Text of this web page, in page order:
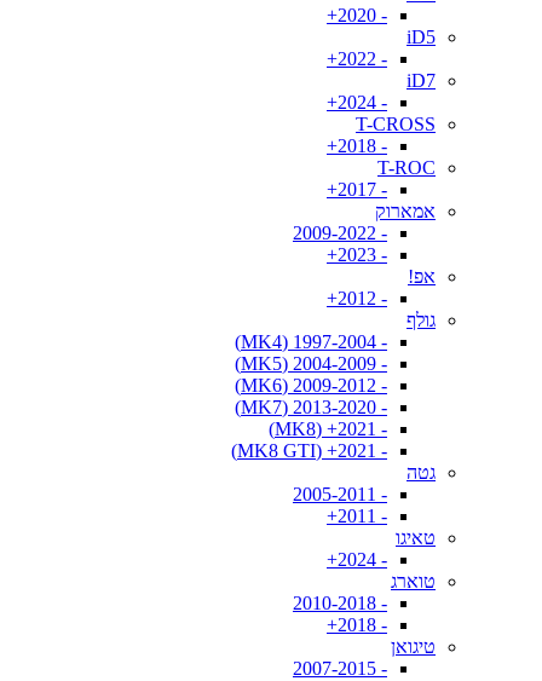
- 2020+
iD5
- 2022+
iD7
- 2024+
T-CROSS
- 2018+
T-ROC
- 2017+
אמארוק
- 2009-2022
- 2023+
אפ!
- 2012+
גולף
- 1997-2004 (MK4)
- 2004-2009 (MK5)
- 2009-2012 (MK6)
- 2013-2020 (MK7)
- 2021+ (MK8)
- 2021+ (MK8 GTI)
גטה
- 2005-2011
- 2011+
טאיגו
- 2024+
טוארג
- 2010-2018
- 2018+
טיגואן
- 2007-2015